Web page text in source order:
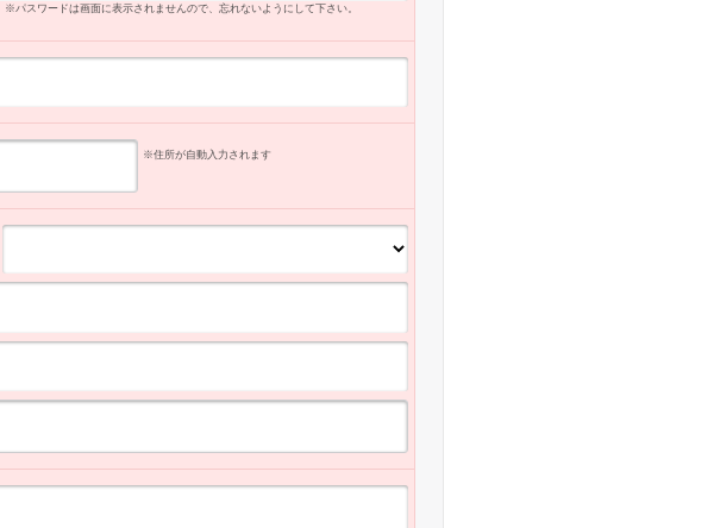
※パスワードは画面に表示されませんので、忘れないようにして下さい。
※住所が自動入力 されます